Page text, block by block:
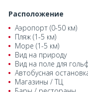
Расположение
Аэропорт (0-50 км)
Пляж (1-5 км)
Море (1-5 км)
Вид на природу
Вид на поле для
Автобусная
Магазины / ТЦ